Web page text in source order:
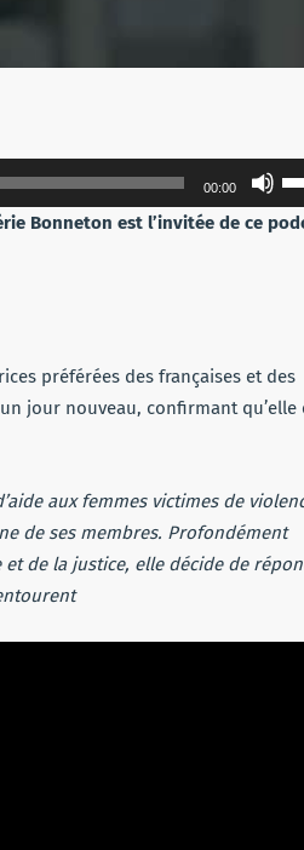
00:00
les
Bonneton est l’invitée de ce
préférées des françaises et des
jour nouveau, confirmant qu’elle
aux femmes victimes de
de ses membres. Profondément
de la justice, elle décide de